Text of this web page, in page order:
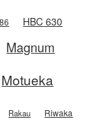
HBC 630
Magnum
Motueka
Rakau Riwaka